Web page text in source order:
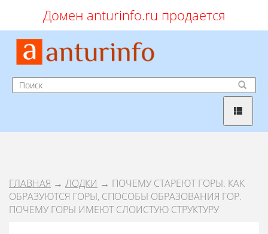
Домен anturinfo.ru продается
ГЛАВНАЯ → ЛОДКИ → ПОЧЕМУ СТАРЕЮТ ГОРЫ. КАК
ОБРАЗУЮТСЯ ГОРЫ, СПОСОБЫ ОБРАЗОВАНИЯ ГОР.
ПОЧЕМУ ГОРЫ ИМЕЮТ СЛОИСТУЮ СТРУКТУРУ